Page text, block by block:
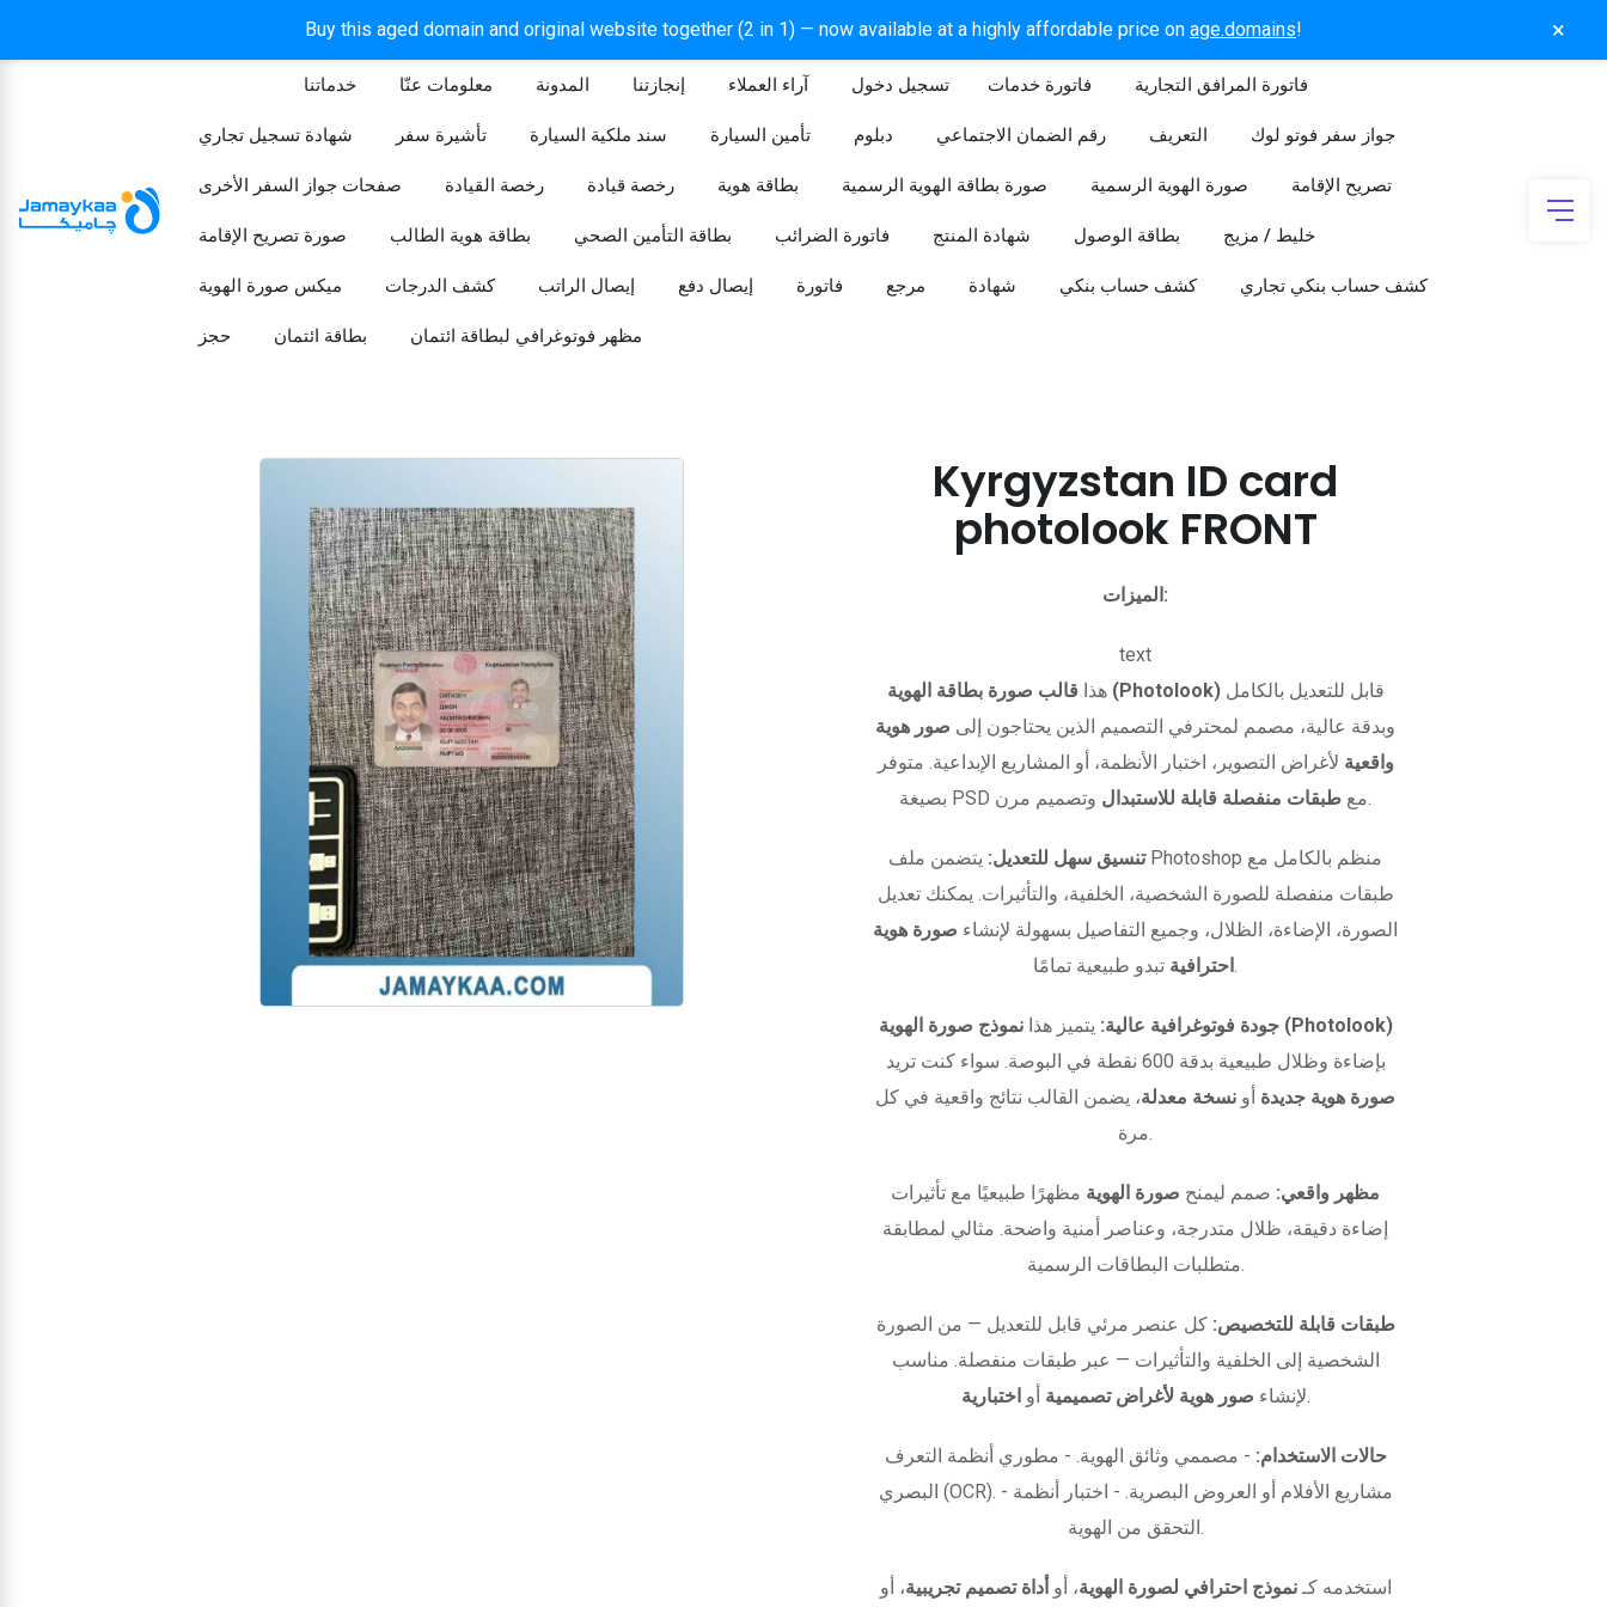
Buy this aged domain and original website together (2 in 1) — now available at a highly affordable price on age.domains! ×
خدماتنا معلومات عنّا المدونة إنجازتنا آراء العملاء تسجيل دخول​ فاتورة خدمات فاتورة المرافق التجارية
شهادة تسجيل تجاري تأشيرة سفر سند ملكية السيارة تأمين السيارة دبلوم رقم الضمان الاجتماعي التعريف جواز سفر فوتو لوك
صفحات جواز السفر الأخرى رخصة القيادة رخصة قيادة بطاقة هوية صورة بطاقة الهوية الرسمية صورة الهوية الرسمية تصريح الإقامة
صورة تصريح الإقامة بطاقة هوية الطالب بطاقة التأمين الصحي فاتورة الضرائب شهادة المنتج بطاقة الوصول خليط / مزيج
ميكس صورة الهوية كشف الدرجات إيصال الراتب إيصال دفع فاتورة مرجع شهادة كشف حساب بنكي كشف حساب بنكي تجاري
حجز بطاقة ائتمان مظهر فوتوغرافي لبطاقة ائتمان
Kyrgyzstan ID card
photolook FRONT
الميزات:
text
هذاقالب صورة بطاقة الهوية (Photolook)قابل للتعديل بالكامل
وبدقة عالية، مصمم لمحترفي التصميم الذين يحتاجون إلى صور هوية
واقعية لأغراض التصوير، اختبار الأنظمة، أو المشاريع الإبداعية. متوفر
بصيغة PSD مع طبقات منفصلة قابلة للاستبدال وتصميم مرن.
تنسيق سهل للتعديل: يتضمن ملف Photoshop منظم بالكامل مع
طبقات منفصلة للصورة الشخصية، الخلفية، والتأثيرات. يمكنك تعديل
الصورة، الإضاءة، الظلال، وجميع التفاصيل بسهولة لإنشاء صورة هوية
احترافيةتبدو طبيعية تمامًا.
جودة فوتوغرافية عالية: يتميز هذا
نموذج صورة الهوية (Photolook)
بإضاءة وظلال طبيعية بدقة 600 نقطة في البوصة. سواء كنت تريد
صورة هوية جديدة أو نسخة معدلة، يضمن القالب نتائج واقعية في كل
مرة.
مظهر واقعي: صمم ليمنح صورة الهوية مظهرًا طبيعيًا مع تأثيرات
إضاءة دقيقة، ظلال متدرجة، وعناصر أمنية واضحة. مثالي لمطابقة
متطلبات البطاقات الرسمية.
طبقات قابلة للتخصيص: كل عنصر مرئي قابل للتعديل — من الصورة
الشخصية إلى الخلفية والتأثيرات — عبر طبقات منفصلة. مناسب
لإنشاء صور هوية لأغراض تصميمية أو اختبارية .
حالات الاستخدام: - مصممي وثائق الهوية. - مطوري أنظمة التعرف
البصري (OCR). - مشاريع الأفلام أو العروض البصرية. - اختبار أنظمة
التحقق من الهوية.
استخدمه كـنموذج احترافي لصورة الهوية، أو أداة تصميم تجريبية، أو